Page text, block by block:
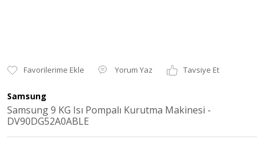
Yorum Yaz Tavsiye Et
Samsung
Samsung 9 KG Isı Pompalı Kurutma Makinesi -
DV90DG52A0ABLE